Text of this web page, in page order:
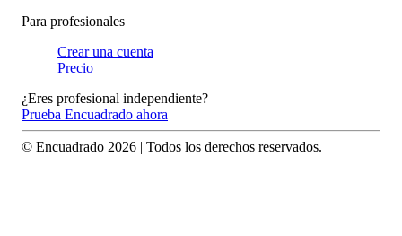
Para profesionales
Crear una cuenta
Precio
¿Eres profesional independiente?
Prueba Encuadrado ahora
© Encuadrado 2026 | Todos los derechos reservados.